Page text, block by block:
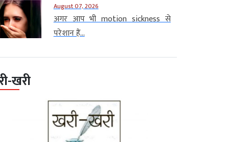
August 07, 2026
अगर आप भी motion sickness से
परेशान हैं...
खरी